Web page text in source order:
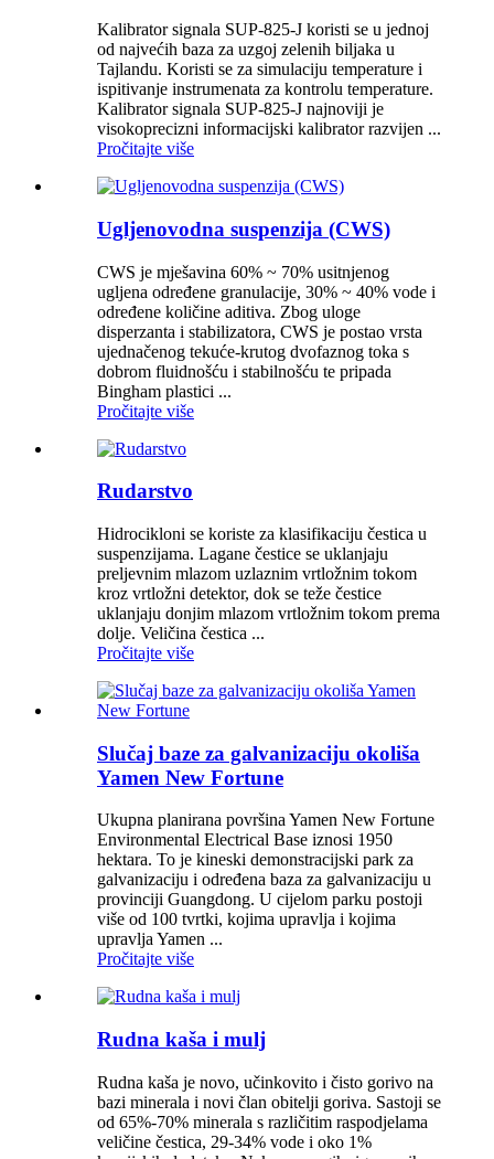
Kalibrator signala SUP-825-J koristi se u jednoj
od najvećih baza za uzgoj zelenih biljaka u
Tajlandu. Koristi se za simulaciju temperature i
ispitivanje instrumenata za kontrolu temperature.
Kalibrator signala SUP-825-J najnoviji je
visokoprecizni informacijski kalibrator razvijen ...
Pročitajte više
Ugljenovodna suspenzija (CWS)
CWS je mješavina 60% ~ 70% usitnjenog
ugljena određene granulacije, 30% ~ 40% vode i
određene količine aditiva. Zbog uloge
disperzanta i stabilizatora, CWS je postao vrsta
ujednačenog tekuće-krutog dvofaznog toka s
dobrom fluidnošću i stabilnošću te pripada
Bingham plastici ...
Pročitajte više
Rudarstvo
Hidrocikloni se koriste za klasifikaciju čestica u
suspenzijama. Lagane čestice se uklanjaju
preljevnim mlazom uzlaznim vrtložnim tokom
kroz vrtložni detektor, dok se teže čestice
uklanjaju donjim mlazom vrtložnim tokom prema
dolje. Veličina čestica ...
Pročitajte više
Slučaj baze za galvanizaciju okoliša
Yamen New Fortune
Ukupna planirana površina Yamen New Fortune
Environmental Electrical Base iznosi 1950
hektara. To je kineski demonstracijski park za
galvanizaciju i određena baza za galvanizaciju u
provinciji Guangdong. U cijelom parku postoji
više od 100 tvrtki, kojima upravlja i kojima
upravlja Yamen ...
Pročitajte više
Rudna kaša i mulj
Rudna kaša je novo, učinkovito i čisto gorivo na
bazi minerala i novi član obitelji goriva. Sastoji se
od 65%-70% minerala s različitim raspodjelama
veličine čestica, 29-34% vode i oko 1%